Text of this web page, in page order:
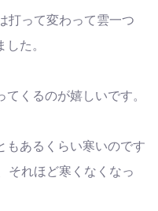
打って変わって雲一つ
た。
くるのが嬉しいです。
もあるくらい寒いのです
それほど寒くなくなっ